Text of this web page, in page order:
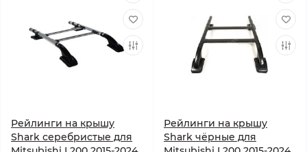
Рейлинги на крышу
Shark серебристые для
Рейлинги на крышу
Shark чёрные для